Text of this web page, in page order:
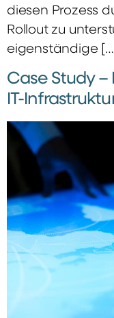
diesen Prozess
Rollout zu
eigenständige […]
Case Study
IT-